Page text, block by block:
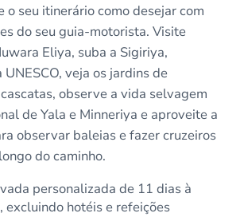
o seu itinerário como desejar com
do seu guia-motorista. Visite
Eliya, suba a Sigiriya,
veja os jardins de
observe a vida selvagem
de Yala e Minneriya e aproveite a
observar baleias e fazer cruzeiros
do caminho.
personalizada de 11 dias à
excluindo hotéis e refeições